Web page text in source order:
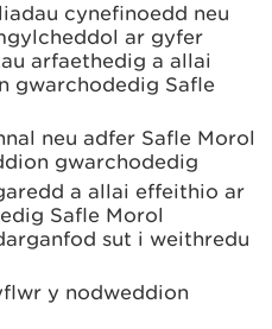
cynefinoedd neu
ar gyfer
arfaethedig a allai
gwarchodedig Safle
neu adfer Safle Morol
gwarchodedig
a allai effeithio ar
Safle Morol
sut i weithredu
y nodweddion